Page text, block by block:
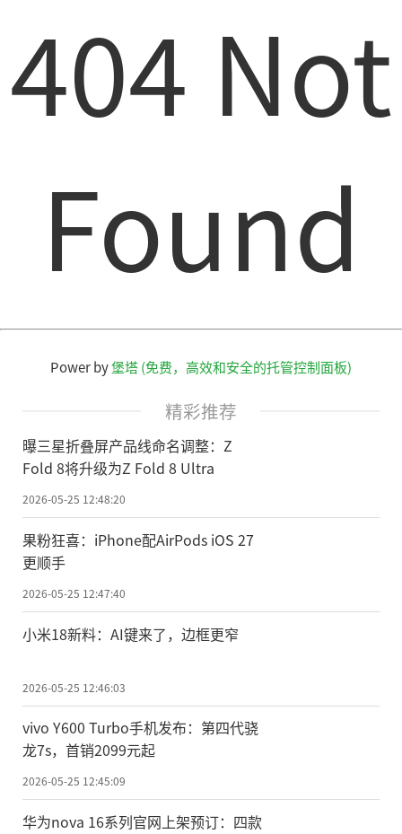
404 Not
Found
Power by堡塔 (免费，高效和安全的托管控制面板)
精彩推荐
曝三星折叠屏产品线命名调整：Z
Fold 8将升级为Z Fold 8 Ultra
2026-05-25 12:48:20
果粉狂喜：iPhone配AirPods iOS 27
更顺手
2026-05-25 12:47:40
小米18新料：AI键来了，边框更窄
2026-05-25 12:46:03
vivo Y600 Turbo手机发布：第四代骁
龙7s，首销2099元起
2026-05-25 12:45:09
华为nova 16系列官网上架预订：四款